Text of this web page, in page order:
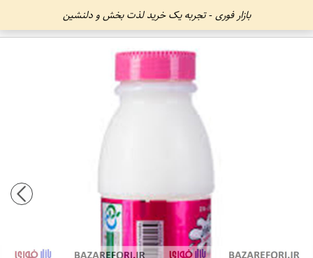
بازار فوری - تجربه یک خرید لذت بخش و دلنشین